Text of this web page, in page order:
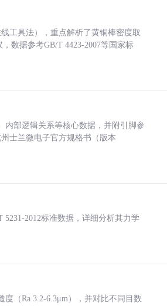
工具法），重点解析了黄铜棒密度取
数据参考GB/T 4423-2007等国家标
内部逻辑关系等核心数据，并附引脚参
士兰微电子官方规格书（版本
2012标准数据，详细分析其力学
（Ra 3.2-6.3μm），并对比不同目数